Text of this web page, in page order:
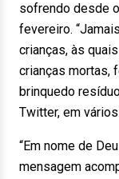
sofrendo desde
fevereiro.
crianças, às
crianças mortas,
brinquedo
Twitter, em
“Em nome de
mensagem